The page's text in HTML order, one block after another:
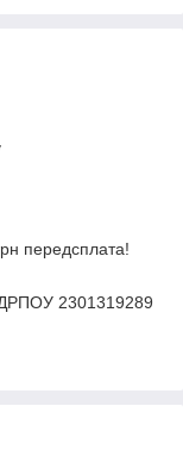
передсплата!
2301319289